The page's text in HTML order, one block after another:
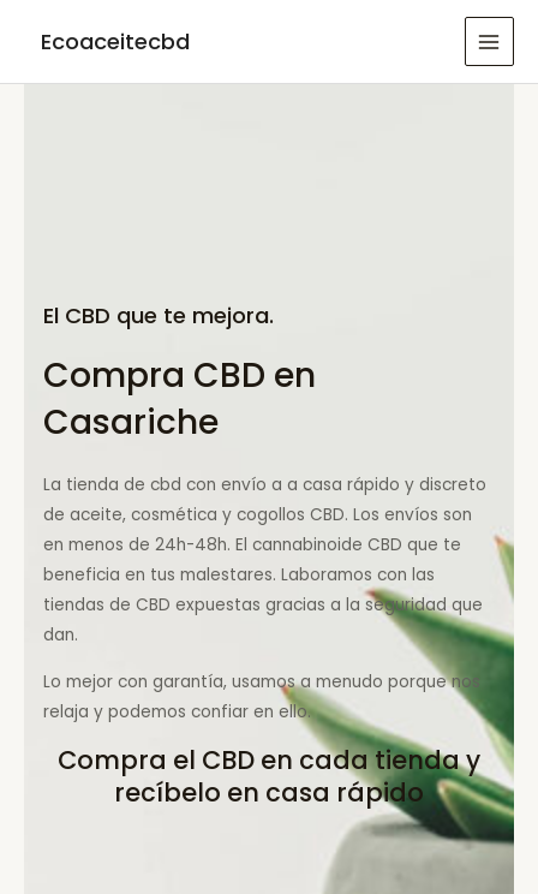
Ecoaceitecbd
El CBD que te mejora.
Compra CBD en
Casariche
La tienda de cbd con envío a a casa rápido y discreto
de aceite, cosmética y cogollos CBD. Los envíos son
en menos de 24h-48h. El cannabinoide CBD que te
beneficia en tus malestares. Laboramos con las
tiendas de CBD expuestas gracias a la seguridad que
dan.
Lo mejor con garantía, usamos a menudo porque nos
relaja y podemos confiar en ello.
Compra el CBD en cada tienda y
recíbelo en casa rápido